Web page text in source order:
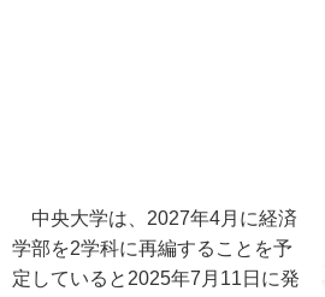
中央大学は、2027年4月に経済
学部を2学科に再編することを予
定していると2025年7月11日に発